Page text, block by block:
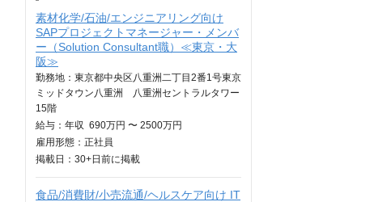
素材化学/石油/エンジニアリング向け
SAPプロジェクトマネージャー・メンバ
ー（Solution Consultant職）≪東京・大
阪≫
勤務地：東京都中央区八重洲二丁目2番1号東京
ミッドタウン八重洲 八重洲セントラルタワー
15階
給与： 年収 690万円 〜 2500万円
雇用形態：正社員
掲載日： 30+日 前に掲載
食品/消費財/小売流通/ヘルスケア向け IT